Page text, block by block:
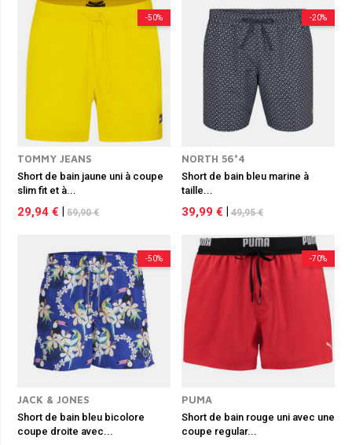
-50%
TOMMY JEANS
Short de bain jaune uni à coupe
slim fit et à...
29,94 € 59,90 €
-20%
NORTH 56°4
Short de bain bleu marine à
taille...
39,99 € 49,95 €
-50%
JACK & JONES
Short de bain bleu bicolore
coupe droite avec...
-70%
PUMA
Short de bain rouge uni avec une
coupe regular...